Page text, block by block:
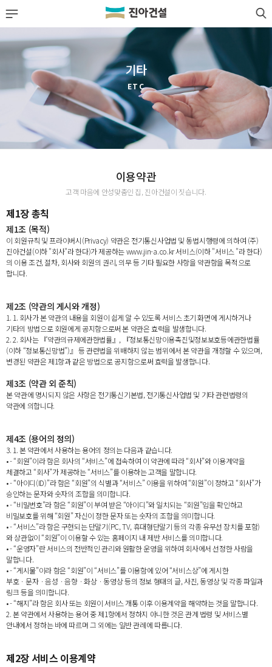
JOIN
회사소개
사업실적
공사·입주 단지
기타
ETC
이용약관
고객 마음에 안성맞춤인 집, 진아건설이 짓습니다.
제1장 총칙
제1조 (목적)
이 회원규칙 및 프라이버시(Privacy) 약관은 전기통신사업법 및 동법시행령에 의하여 (주)
진아건설(이하 "회사"라 한다)가 제공하는 www.jin-a.co.kr 서비스(이하 "서비스 "라 한다)
의 이용 조건, 절차, 회사와 회원의 권리, 의무 등 기타 필요한 사항을 약관함을 목적으로
합니다.
제2조 (약관의 게시와 개정)
1. 1. 회사가 본 약관의 내용을 회원이 쉽게 알 수 있도록 서비스 초기 화면에 게시하거나
기타의 방법으로 회원에게 공지함으로써 본 약관은 효력을 발생합니다.
2. 2. 회사는 『약관의규제에관한법률』, 『정보통신망이용촉진및정보보호등에관한법률
(이하 “정보통신망법”)』 등 관련법을 위배하지 않는 범위에서 본 약관을 개정할 수 있으며,
변경된 약관은 제1항과 같은 방법으로 공지함으로써 효력을 발생합니다.
제3조 (약관 외 준칙)
본 약관에 명시되지 않은 사항은 전기통신기본법, 전기통신사업법 및 기타 관련법령의
약관에 의합니다.
제4조 (용어의 정의)
3. 1. 본 약관에서 사용하는 용어의 정의는 다음과 같습니다.
• - “회원”이라 함은 회사의 “서비스”에 접속하여 이 약관에 따라 “회사”와 이용계약을
체결하고 “회사”가 제공하는 “서비스”를 이용하는 고객을 말합니다.
• - “아이디(ID)”라 함은 “회원”의 식별과 “서비스” 이용을 위하여 “회원”이 정하고 “회사”가
승인하는 문자와 숫자의 조합을 의미합니다.
• - “비밀번호”라 함은 “회원”이 부여 받은 “아이디”와 일치되는 “회원”임을 확인하고
비밀보호를 위해 “회원” 자신이 정한 문자 또는 숫자의 조합을 의미합니다.
• - “서비스”라 함은 구현되는 단말기(PC, TV, 휴대형단말기 등의 각종 유무선 장치를 포함)
와 상관없이 “회원”이 이용할 수 있는 홈페이지 내 제반 서비스를 의미합니다.
• - “운영자”란 서비스의 전반적인 관리와 원활한 운영을 위하여 회사에서 선정한 사람을
말합니다.
• - “게시물”이라 함은 “회원”이 “서비스”를 이용함에 있어 “서비스상”에 게시한
부호ㆍ문자ㆍ음성ㆍ음향ㆍ화상ㆍ동영상 등의 정보 형태의 글, 사진, 동영상 및 각종 파일과
링크 등을 의미합니다.
• - “해지”라 함은 회사 또는 회원이 서비스 개통 이후 이용계약을 해약하는 것을 말합니다.
2. 본 약관에서 사용하는 용어 중 제1항에서 정하지 아니한 것은 관계 법령 및 서비스별
안내에서 정하는 바에 따르며 그 외에는 일반 관례에 따릅니다.
제2장 서비스 이용계약